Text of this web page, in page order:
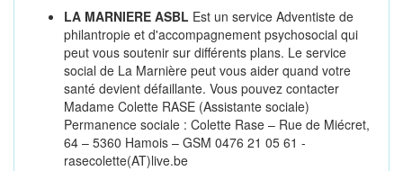
LA MARNIERE ASBL Est un service Adventiste de
philantropie et d'accompagnement psychosocial qui
peut vous soutenir sur différents plans. Le service
social de La Marnière peut vous aider quand votre
santé devient défaillante. Vous pouvez contacter
Madame Colette RASE (Assistante sociale)
Permanence sociale : Colette Rase – Rue de Miécret,
64 – 5360 Hamois – GSM 0476 21 05 61 -
rasecolette(AT)live.be